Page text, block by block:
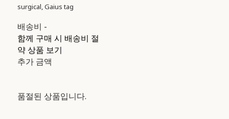
surgical, Gaius tag
배송비 -
함께 구매 시 배송비 절
약 상품 보기
추가 금액
품절된 상품입니다.